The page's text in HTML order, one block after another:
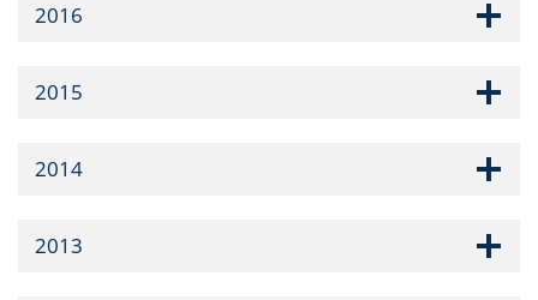
2016
2015
2014
2013